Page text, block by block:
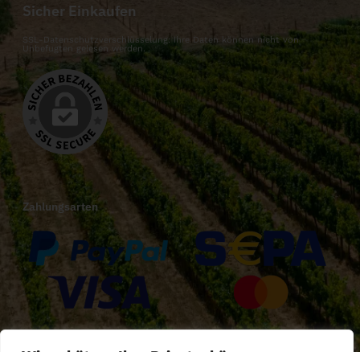
Sicher Einkaufen
SSL-Datenschutzverschlüsselung: Ihre Daten können nicht von
Unbefugten gelesen werden.
Zahlungsarten
Versandarten